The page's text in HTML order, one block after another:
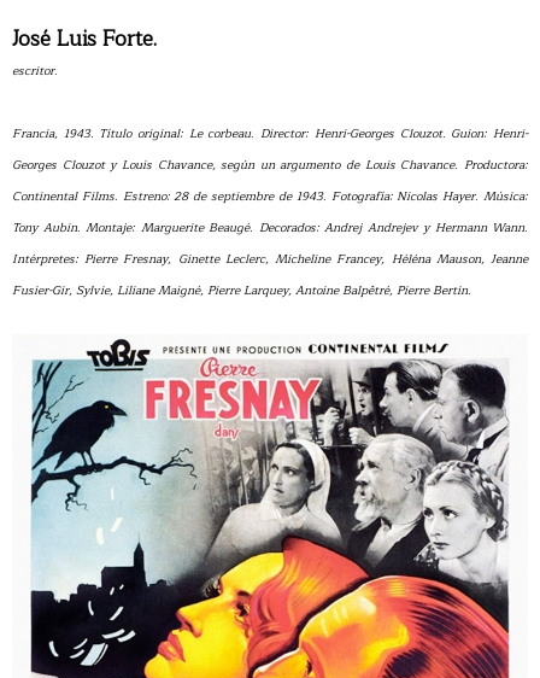
José Luis Forte.
escritor.
Francia, 1943. Título original: Le corbeau. Director: Henri-Georges Clouzot. Guion: Henri-
Georges Clouzot y Louis Chavance, según un argumento de Louis Chavance. Productora:
Continental Films. Estreno: 28 de septiembre de 1943. Fotografía: Nicolas Hayer. Música:
Tony Aubin. Montaje: Marguerite Beaugé. Decorados: Andrej Andrejev y Hermann Wann.
Intérpretes: Pierre Fresnay, Ginette Leclerc, Micheline Francey, Héléna Mauson, Jeanne
Fusier-Gir, Sylvie, Liliane Maigné, Pierre Larquey, Antoine Balpêtré, Pierre Bertin.